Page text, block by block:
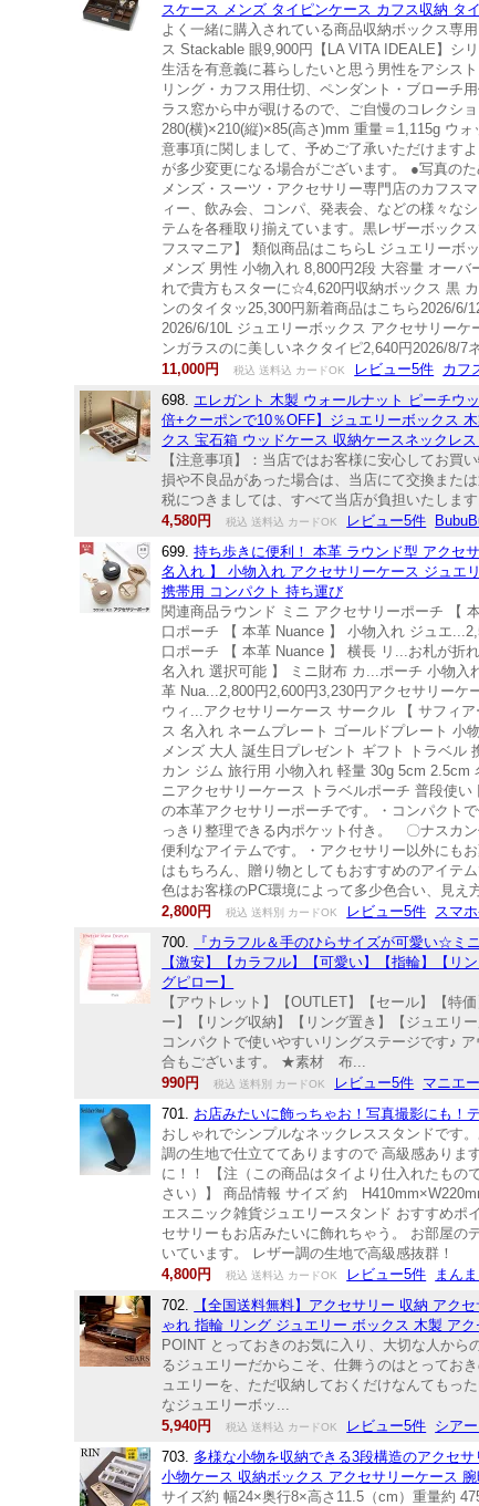
スケース メンズ タイピンケース カフス収納 タ
よく一緒に購入されている商品収納ボックス専
ス Stackable 眼9,900円【LA VITA IDEALE】
生活を有意義に暮らしたいと思う男性をアシス
リング・カフス用仕切、ペンダント・ブローチ
ラス窓から中が覗けるので、ご自慢のコレクシ
280(横)×210(縦)×85(高さ)mm 重量＝1,115g ウ
意事項に関しまして、予めご了承いただけます
が多少変更になる場合がございます。 ●写真の
メンズ・スーツ・アクセサリー専門店のカフス
ィー、飲み会、コンパ、発表会、などの様々な
テムを各種取り揃えています。黒レザーボック
フスマニア】 類似商品はこちらL ジュエリーボ
メンズ 男性 小物入れ 8,800円2段 大容量 オー
れで貴方もスターに☆4,620円収納ボックス 黒
ンのタイタッ25,300円新着商品はこちら2026/
2026/6/10L ジュエリーボックス アクセサリー
ンガラスのに美しいネクタイピ2,640円2026/8/
11,000円
税込 送料込 カードOK レビュー5件 カフ
698. エレガント 木製 ウォールナット ピーチウ
倍+クーポンで10％OFF】ジュエリーボックス
クス 宝石箱 ウッドケース 収納ケースネックレ
【注意事項】：当店ではお客様に安心してお買
損や不良品があった場合は、当店にて交換また
税につきましては、すべて当店が負担いたしま
4,580円
税込 送料込 カードOK レビュー5件
699.持ち歩きに便利！ 本革 ラウンド型 アクセ
名入れ 】 小物入れ アクセサリーケース ジュエ
携帯用 コンパクト 持ち運び
関連商品ラウンド ミニ アクセサリーポーチ 【
口ポーチ 【 本革 Nuance 】 小物入れ ジュエ
口ポーチ 【 本革 Nuance 】 横長 リ...お札が折
名入れ 選択可能 】 ミニ財布 カ...ポーチ 小物
革 Nua...2,800円2,600円3,230円アクセサリー
ウィ...アクセサリーケース サークル 【 サフィ
ス 名入れ ネームプレート ゴールドプレート 小
メンズ 大人 誕生日プレゼント ギフト トラベル
カン ジム 旅行用 小物入れ 軽量 30g 5cm
ニアクセサリーケース トラベルポーチ 普段使
の本革アクセサリーポーチです。・コンパク
っきり整理できる内ポケット付き。 〇ナスカ
便利なアイテムです。・アクセサリー以外にも
はもちろん、贈り物としてもおすすめのアイテ
色はお客様のPC環境によって多少色合い、見え
2,800円
税込 送料別 カードOK レビュー5件 スマ
700.
『カラフル＆手のひらサイズが可愛い☆ミ
【激安】【カラフル】【可愛い】【指輪】【リ
グピロー】
【アウトレット】【OUTLET】【セール】【特
ー】【リング収納】【リング置き】【ジュエリ
コンパクトで使いやすいリングステージです♪
合もございます。 ★素材 布...
990円
税込 送料別 カードOK レビュー5件 マニエ
701. お店みたいに飾っちゃお！写真撮影にも
おしゃれでシンプルなネックレススタンドです
調の生地で仕立ててありますので 高級感ありま
に！！ 【注（この商品はタイより仕入れたも
さい）】 商品情報 サイズ 約
エスニック雑貨ジュエリースタンド おすすめポ
セサリーもお店みたいに飾れちゃう。 お部屋の
いています。 レザー調の生地で高級感抜群！
4,800円
税込 送料込 カードOK レビュー5件
まん
702.
【全国送料無料】アクセサリー 収納 アク
ゃれ 指輪 リング ジュエリー ボックス 木製 ア
POINT とっておきのお気に入り、大切な人か
るジュエリーだからこそ、仕舞うのはとってお
ュエリーを、ただ収納しておくだけなんてもっ
なジュエリーボッ...
5,940円
税込 送料込 カードOK レビュー5件 シア
703. 多様な小物を収納できる3段構造のアクセ
小物ケース 収納ボックス アクセサリーケース
サイズ約 幅24×奥行8×高さ11.5（cm）重量約